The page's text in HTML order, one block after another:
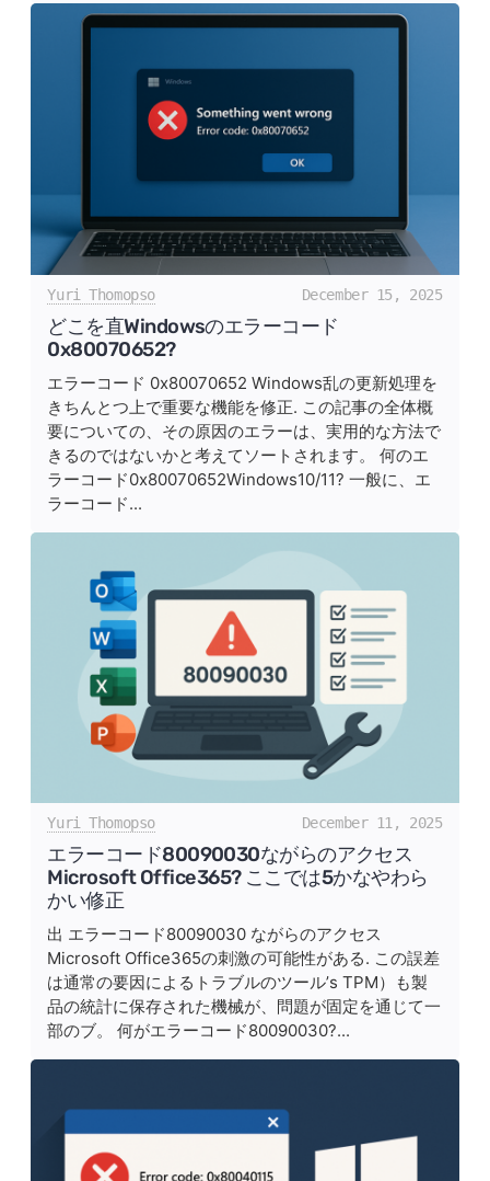
Yuri Thomopso December 15, 2025
どこを直Windowsのエラーコード
0x80070652?
エラーコード 0x80070652 Windows乱の更新処理を
きちんとつ上で重要な機能を修正. この記事の全体概
要についての、その原因のエラーは、実用的な方法で
きるのではないかと考えてソートされます。 何のエ
ラーコード0x80070652Windows10/11? 一般に、エ
ラーコード...
Yuri Thomopso December 11, 2025
エラーコード80090030ながらのアクセス
Microsoft Office365? ここでは5かなやわら
かい修正
出 エラーコード80090030 ながらのアクセス
Microsoft Office365の刺激の可能性がある. この誤差
は通常の要因によるトラブルのツール’s TPM）も製
品の統計に保存された機械が、問題が固定を通じて一
部のブ。 何がエラーコード80090030?...